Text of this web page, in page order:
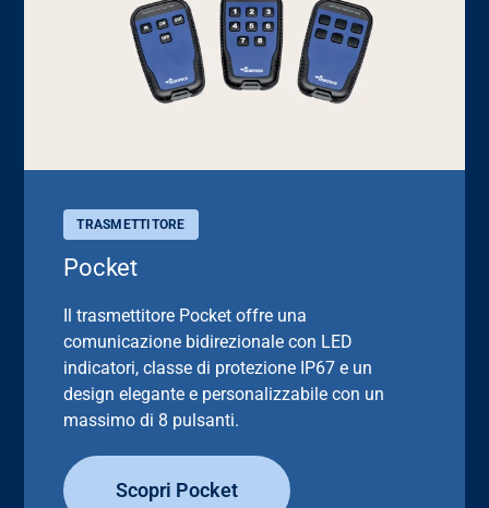
TRASMETTITORE
Pocket
Il trasmettitore Pocket offre una
comunicazione bidirezionale con LED
indicatori, classe di protezione IP67 e un
design elegante e personalizzabile con un
massimo di 8 pulsanti.
Scopri Pocket